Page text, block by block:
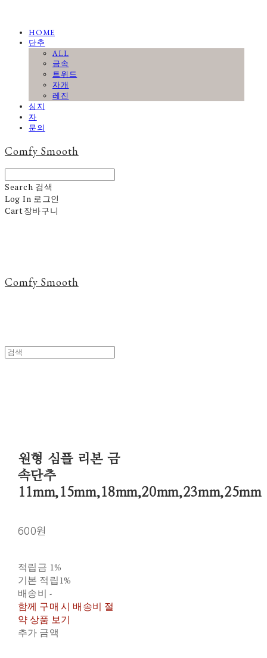
HOME
단추
ALL
금속
트위드
자개
레진
심지
자
문의
Comfy Smooth
Search 검색
Log In 로그인
Cart장바구니
Comfy Smooth
원형 심플 리본 금
속단추
11mm,15mm,18mm,20mm,23mm,25mm
600원
적립금 1%
기본 적립1%
배송비 -
함께 구매 시 배송비 절
약 상품 보기
추가 금액